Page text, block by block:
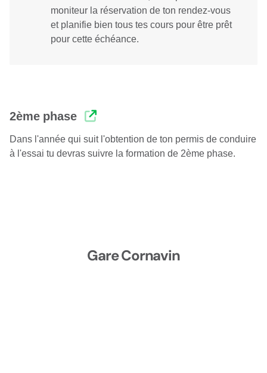
moniteur la réservation de ton rendez-vous
et planifie bien tous tes cours pour être prêt
pour cette échéance.
2ème phase
Dans l'année qui suit l'obtention de ton permis de conduire
à l'essai tu devras suivre la formation de 2ème phase.
Gare Cornavin